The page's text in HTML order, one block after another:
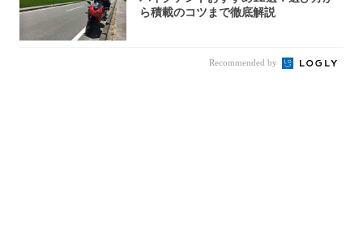
ら積載のコツまで徹底解説
Recommended by